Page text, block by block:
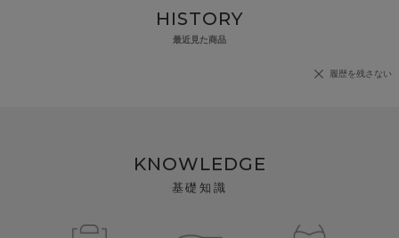
HISTORY
最近見た商品
履歴を残さない
KNOWLEDGE
基礎知識